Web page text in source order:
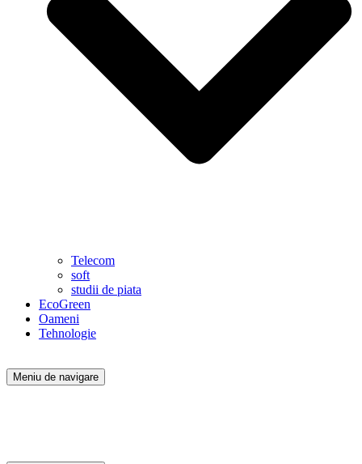
Telecom
soft
studii de piata
EcoGreen
Oameni
Tehnologie
Meniu de navigare